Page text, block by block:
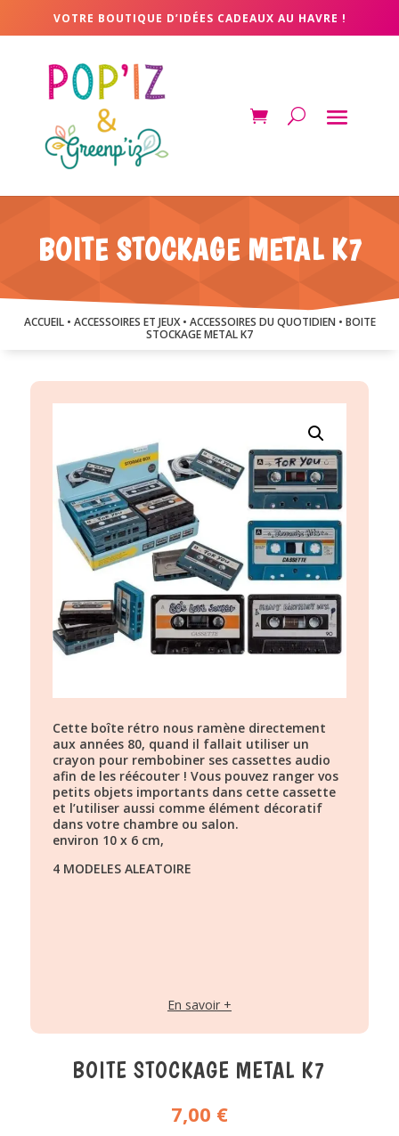
VOTRE BOUTIQUE D’IDÉES CADEAUX AU HAVRE !
BOITE STOCKAGE METAL K7
ACCUEIL• ACCESSOIRES ET JEUX• ACCESSOIRES DU QUOTIDIEN • BOITE
STOCKAGE METAL K7
Cette boîte rétro nous ramène directement
aux années 80, quand il fallait utiliser un
crayon pour rembobiner ses cassettes audio
afin de les réécouter ! Vous pouvez ranger vos
petits objets importants dans cette cassette
et l’utiliser aussi comme élément décoratif
dans votre chambre ou salon.
environ 10 x 6 cm,
4 MODELES ALEATOIRE
En savoir +
BOITE STOCKAGE METAL K7
7,00 €